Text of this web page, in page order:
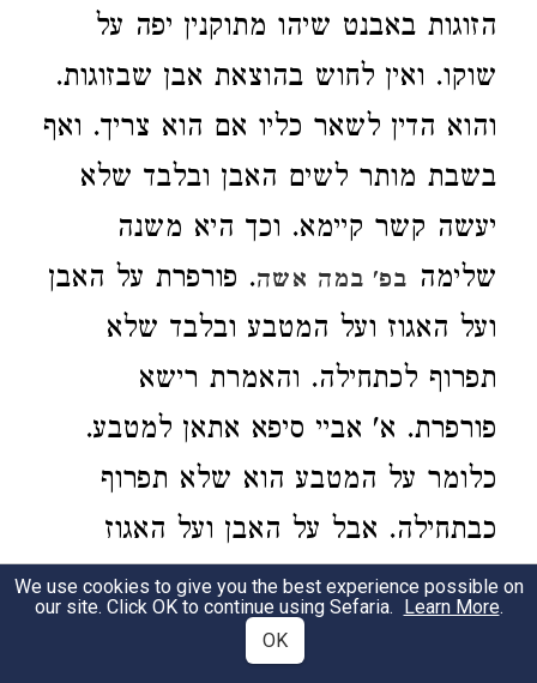
הזוגות באבנט שיהו מתוקנין יפה על
שוקו. ואין לחוש בהוצאת אבן שבזוגות.
והוא הדין לשאר כליו אם הוא צריך. ואף
בשבת מותר לשים האבן ובלבד שלא
יעשה קשר קיימא. וכך היא משנה
שלימה בפ' במה אשה. פורפרת על האבן
ועל האגוז ועל המטבע ובלבד שלא
תפרוף לכתחילה. והאמרת רישא
פורפרת. א' אביי סיפא אתאן למטבע.
כלומר על המטבע הוא שלא תפרוף
כבתחילה. אבל על האבן ועל האגוז
פורפרת לכתחילה. ת':
Laws of Shabbat 116
We use cookies to give you the best experience possible on
our site. Click OK to continue using Sefaria. Learn More.
OK